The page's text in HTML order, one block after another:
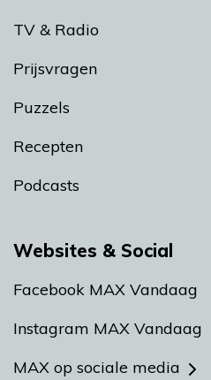
TV & Radio
Prijsvragen
Puzzels
Recepten
Podcasts
Websites & Social
Facebook MAX Vandaag
Instagram MAX Vandaag
MAX op sociale media